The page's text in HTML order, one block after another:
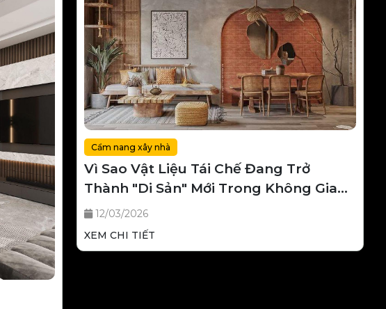
Cẩm nang xây nhà
Vì Sao Vật Liệu Tái Chế Đang Trở
Thành "Di Sản" Mới Trong Không Gian
Sống?
12/03/2026
XEM CHI TIẾT